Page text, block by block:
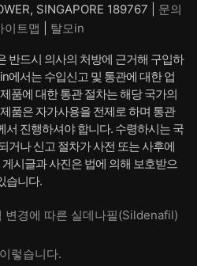
SINGAPORE 189767 | 문의
이트맵 탈모in
반드시 의사의 처방에 근거해 구입하
에서는 수입신고 및 통관에 대한 업
품에 대한 통관 절차는 해당 국가의
품은 자가사용을 전제로 하며 통관
진행하셔야 합니다. 수령하시는 국
거나 신고 절차가 사전 또는 사후에
시글과 사진은 법에 의해 보호받으
습니다.
변경에 따른 실데나필(Sildenafil)
렇습니다.